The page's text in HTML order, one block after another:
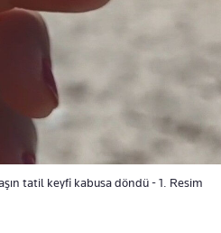
tatil keyfi kabusa döndü - 1. Resim